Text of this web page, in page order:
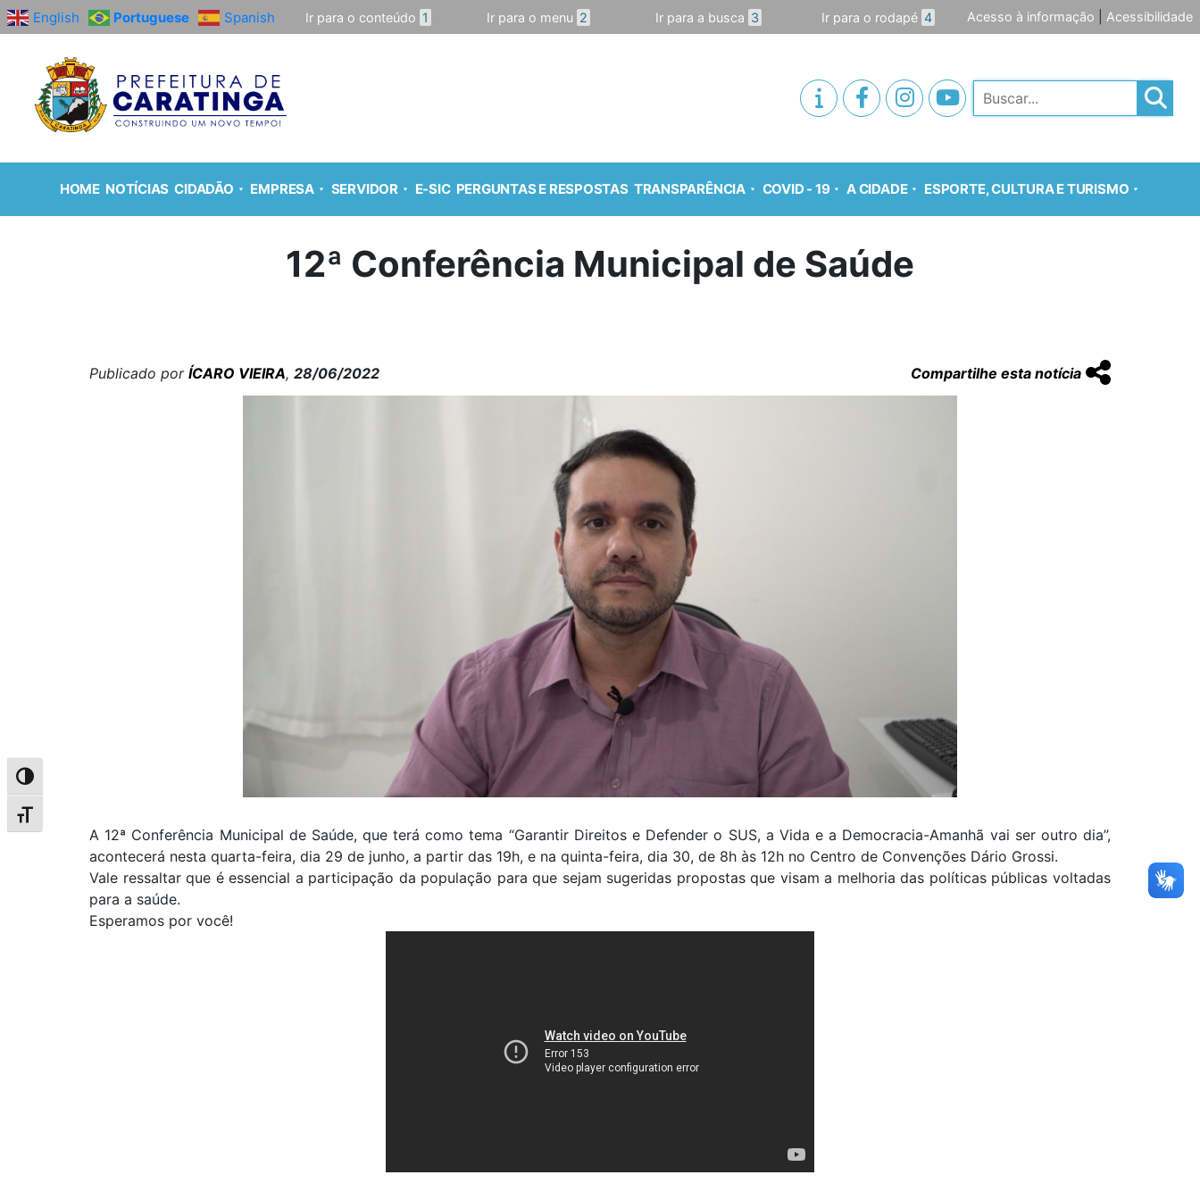
Alternar alto contraste
Alternar tamanho da fonte
English Portuguese Spanish Ir para o conteúdo 1 Ir para o menu 2 Ir para a busca 3 Ir para o rodapé 4 Acesso à informação Acessibilidade
Pesquisar
HOME NOTÍCIAS CIDADÃO EMPRESA SERVIDOR E-SIC PERGUNTAS E RESPOSTAS TRANSPARÊNCIA COVID - 19 A CIDADE ESPORTE, CULTURA E TURISMO
12ª Conferência Municipal de Saúde
Publicado por ÍCARO VIEIRA, 28/06/2022 Compartilhe esta notícia
A 12ª Conferência Municipal de Saúde, que terá como tema “Garantir Direitos e Defender o SUS, a Vida e a Democracia-Amanhã vai ser outro dia”,
acontecerá nesta quarta-feira, dia 29 de junho, a partir das 19h, e na quinta-feira, dia 30, de 8h às 12h no Centro de Convenções Dário Grossi.
Vale ressaltar que é essencial a participação da população para que sejam sugeridas propostas que visam a melhoria das políticas públicas voltadas
para a saúde.
Esperamos por você!